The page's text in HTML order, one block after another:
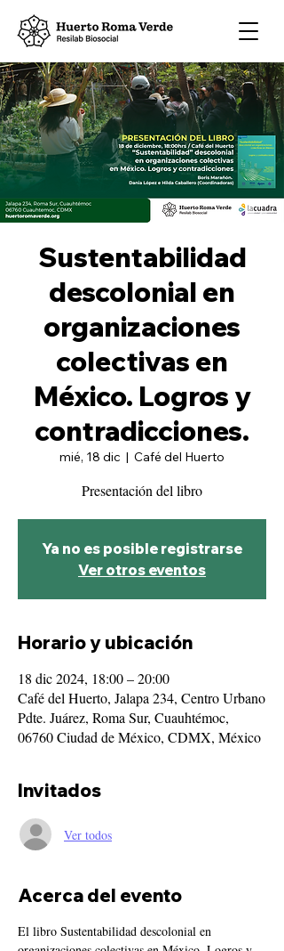
Sustentabilidad
descolonial en
organizaciones
colectivas en
México. Logros y
contradicciones.
mié, 18 dic
  |
Café del Huerto
Presentación del libro
Ya no es posible registrarse
Ver otros eventos
Horario y ubicación
18 dic 2024, 18:00 – 20:00
Café del Huerto, Jalapa 234, Centro Urbano
Pdte. Juárez, Roma Sur, Cuauhtémoc,
06760 Ciudad de México, CDMX, México
Invitados
Ver todos
Acerca del evento
El libro Sustentabilidad descolonial en